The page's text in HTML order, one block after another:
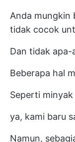
Anda mungkin
tidak cocok
Dan tidak apa-
Beberapa hal
Seperti
ya, kami baru
Namun,